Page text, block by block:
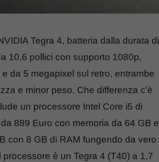
Tegra 4, batteria dalla durata di
10,6 pollici con supporto 1080p,
da 5 megapixel sul retro, entrambe
e minor peso. Che differenza c’è
un processore Intel Core i5 di
889 Euro con memoria da 64 GB e
con 8 GB di RAM fungendo da vero
è un Tegra 4 (T40) a 1,7